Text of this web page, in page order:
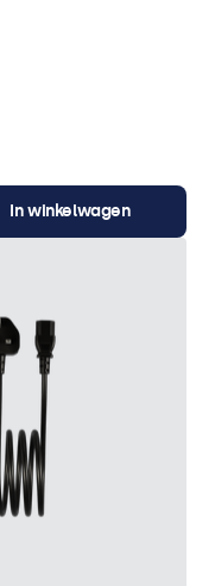
In winkelwagen